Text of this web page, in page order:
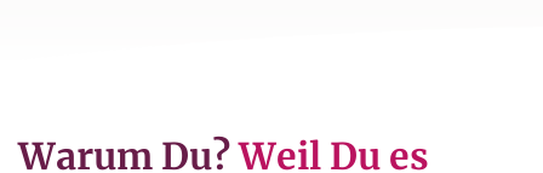
Warum Du?Weil Du es